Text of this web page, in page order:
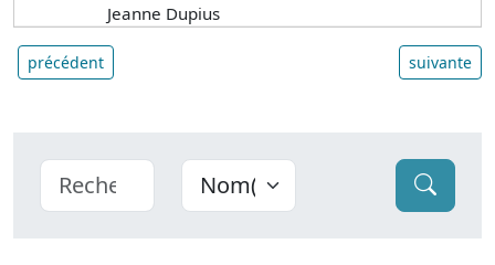
Jeanne Dupius
précédent suivante